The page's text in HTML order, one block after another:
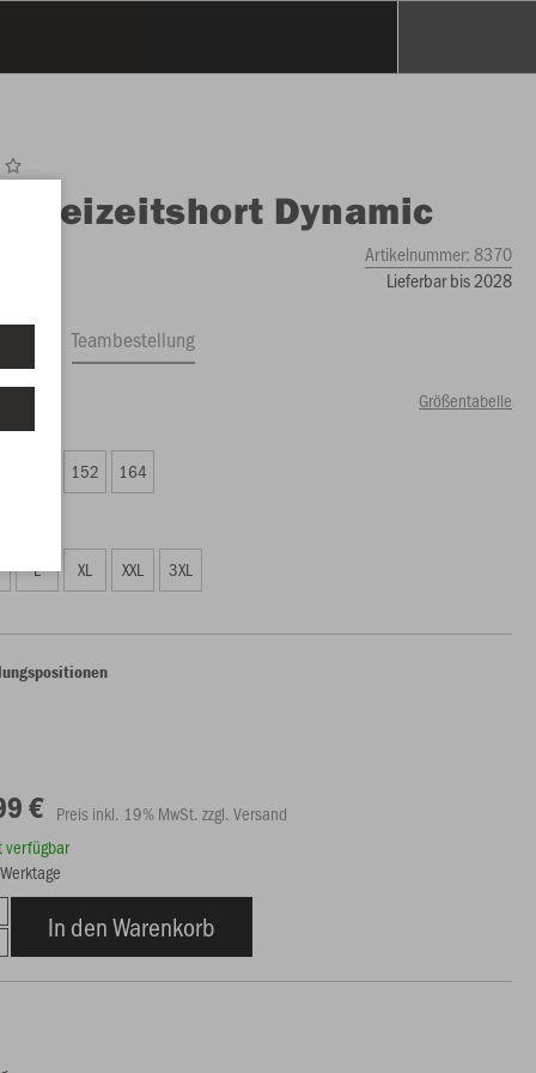
Freizeitshort Dynamic
Artikelnummer:8370
Lieferbar bis 2028
Teambestellung
Größentabelle
€)
152 164
L XL XXL 3XL
€ Preis inkl. 19% MwSt. zzgl. Versand
verfügbar
In den Warenkorb